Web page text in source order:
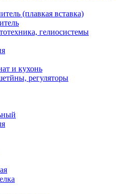
(плавкая вставка)
гелиосистемы
и кухонь
регуляторы